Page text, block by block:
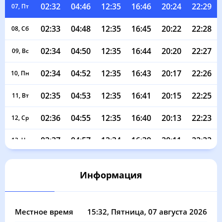
07, Пт 02:32 04:46 12:35 16:46 20:24 22:29
08, Сб 02:33 04:48 12:35 16:45 20:22 22:28
09, Вс 02:34 04:50 12:35 16:44 20:20 22:27
10, Пн 02:34 04:52 12:35 16:43 20:17 22:26
11, Вт 02:35 04:53 12:35 16:41 20:15 22:25
12, Ср 02:36 04:55 12:35 16:40 20:13 22:23
13, Чт 02:37 04:57 12:34 16:39 20:11 22:22
02:38 04:59 12:34 16:38 20:08 22:21
05:03 12:34 16:36 22:18
Информация
Местное время 15:32, Пятница, 07 августа 2026